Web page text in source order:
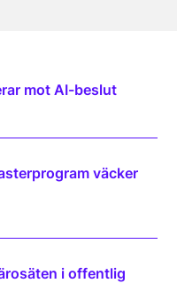
mot AI-beslut
väcker
i offentlig